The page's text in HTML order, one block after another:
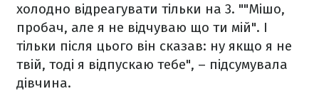
холодно відреагувати тільки на 3. ""Мішо,
пробач, але я не відчуваю що ти мій". І
тільки після цього він сказав: ну якщо я не
твій, тоді я відпускаю тебе", – підсумувала
дівчина.